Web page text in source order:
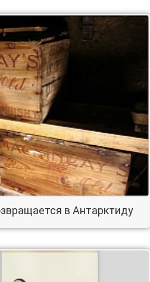
в Антарктиду